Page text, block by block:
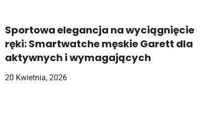
Sportowa elegancja na wyciągnięcie
ręki: Smartwatche męskie Garett dla
aktywnych i wymagających
20 Kwietnia, 2026